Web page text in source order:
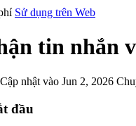
Sử dụng trên Web
tin nhắn
Cập nhật vào Jun 2, 2026
đầu